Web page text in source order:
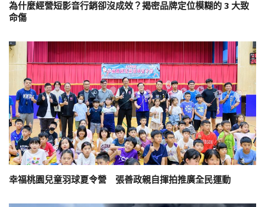
為什麼經營短影音行銷卻沒成效？揭密品牌定位模糊的 3 大致
命傷
幸福桃園兒童羽球夏令營 張善政親自揮拍推廣全民運動